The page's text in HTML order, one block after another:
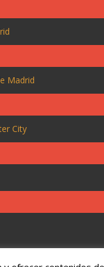
Madrid
City